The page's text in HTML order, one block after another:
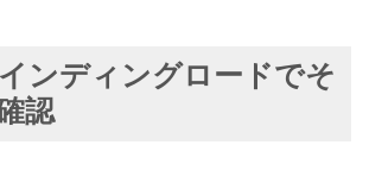
ンディングロードでそ
認